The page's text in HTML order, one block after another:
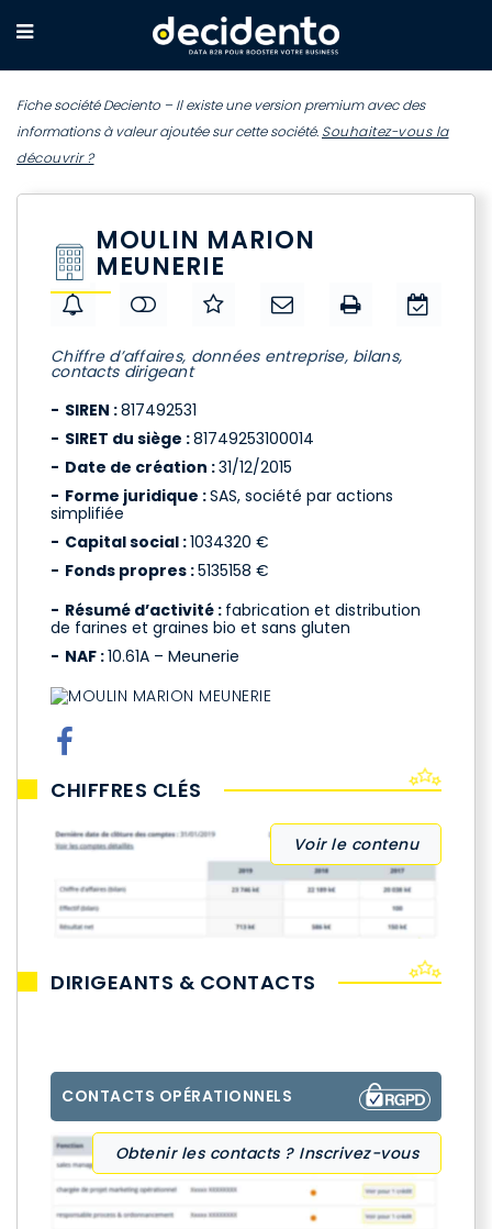
Fiche société Deciento – Il existe une version premium avec des
informations à valeur ajoutée sur cette société. Souhaitez-vous la
découvrir ?
MOULIN MARION
MEUNERIE
Chiffre d’affaires, données entreprise, bilans,
contacts dirigeant
SIREN :817492531
SIRET du siège :81749253100014
Date de création :31/12/2015
Forme juridique :SAS, société par actions
simplifiée
Capital social :1034320 €
Fonds propres :5135158 €
Résumé d’activité : fabrication et distribution
de farines et graines bio et sans gluten
NAF :10.61A – Meunerie
CHIFFRES CLÉS
Voir le contenu
DIRIGEANTS & CONTACTS
CONTACTS OPÉRATIONNELS
Obtenir les contacts ? Inscrivez-vous